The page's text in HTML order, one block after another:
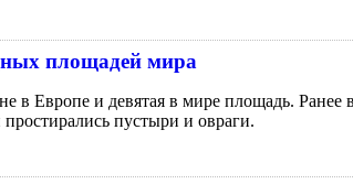
площадей мира
в Европе и девятая в мире площадь.
пустыри и овраги.